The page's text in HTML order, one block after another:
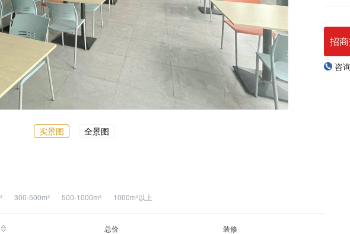
实景图 全景图
招
咨
300-500m² 500-1000m² 1000m²以上
总价 装修